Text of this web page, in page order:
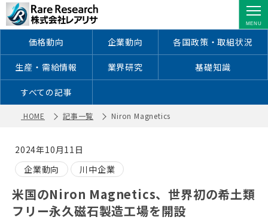
Niron Magnetics ｜ レアアース・レア
メタルに特化した情報を配信
価格動向 企業動向 各国政策・取組状況
生産・需給情報 業界研究 基礎知識
すべての記事
HOME 記事一覧 Niron Magnetics
2024年10月11日
企業動向
川中企業
米国のNiron Magnetics、世界初の希土類
フリー永久磁石製造工場を開設